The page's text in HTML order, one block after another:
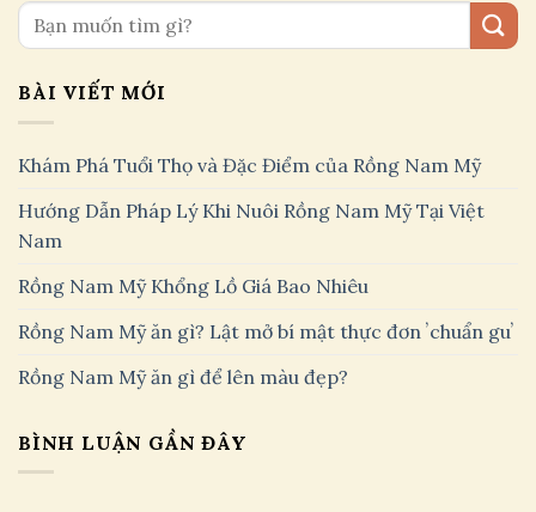
BÀI VIẾT MỚI
Khám Phá Tuổi Thọ và Đặc Điểm của Rồng Nam Mỹ
Hướng Dẫn Pháp Lý Khi Nuôi Rồng Nam Mỹ Tại Việt
Nam
Rồng Nam Mỹ Khổng Lồ Giá Bao Nhiêu
Rồng Nam Mỹ ăn gì? Lật mở bí mật thực đơn ʼchuẩn guʼ
Rồng Nam Mỹ ăn gì để lên màu đẹp?
BÌNH LUẬN GẦN ĐÂY